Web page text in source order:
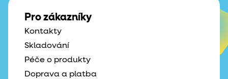
Pro zákazníky
Kontakty
Skladování
Péče o produkty
Doprava a platba